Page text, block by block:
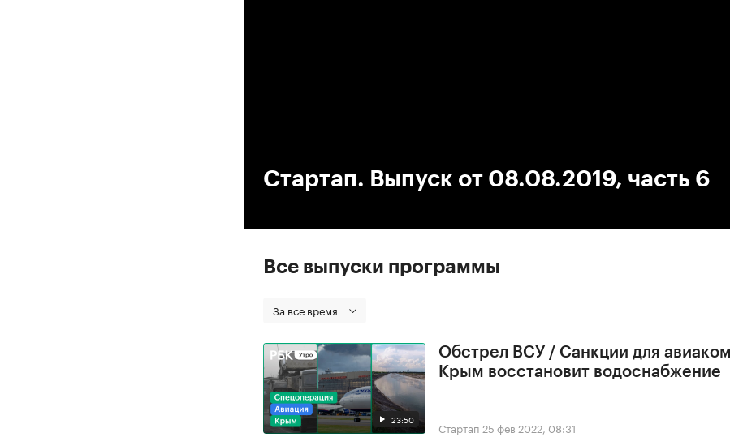
Стартап. Выпуск от 08.08.2019, часть 6
Все выпуски программы
За все время
23:50
Обстрел ВСУ / Санкции для
Крым восстановит водоснабжение
Стартап 25 фев 2022, 08:31